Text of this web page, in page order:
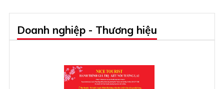
Doanh nghiệp - Thương hiệu